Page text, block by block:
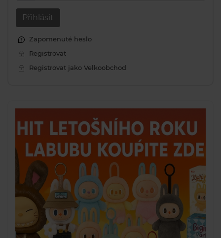
Přihlásit
Zapomenuté heslo
Registrovat
Registrovat jako Velkoobchod